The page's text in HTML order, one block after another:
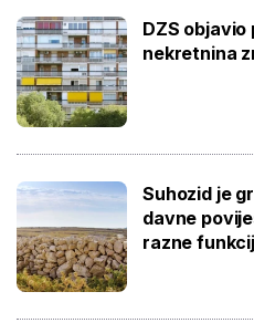
DZS objavio
nekretnina
Suhozid je
davne
razne